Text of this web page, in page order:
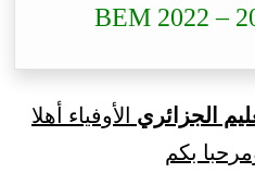
الجزائري الأوفياء أهلا
بكم